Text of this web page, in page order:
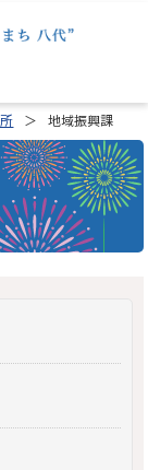
地域振興課